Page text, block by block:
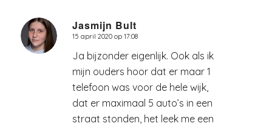
Jasmijn Bult
zegt:
15 april 2020 op 17:08
Ja bijzonder eigenlijk. Ook als ik
mijn ouders hoor dat er maar 1
telefoon was voor de hele wijk,
dat er maximaal 5 auto’s in een
straat stonden, het leek me een